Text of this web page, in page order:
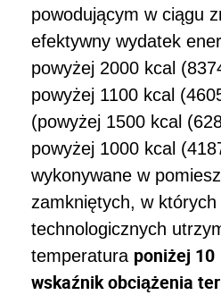
powodującym w ciągu
efektywny wydatek
powyżej 2000 kcal
powyżej 1100 kcal
(powyżej 1500 kcal
powyżej 1000 kcal
wykonywane w
zamkniętych, w
technologicznych
temperatura poniżej
wskaźnik obciążenia